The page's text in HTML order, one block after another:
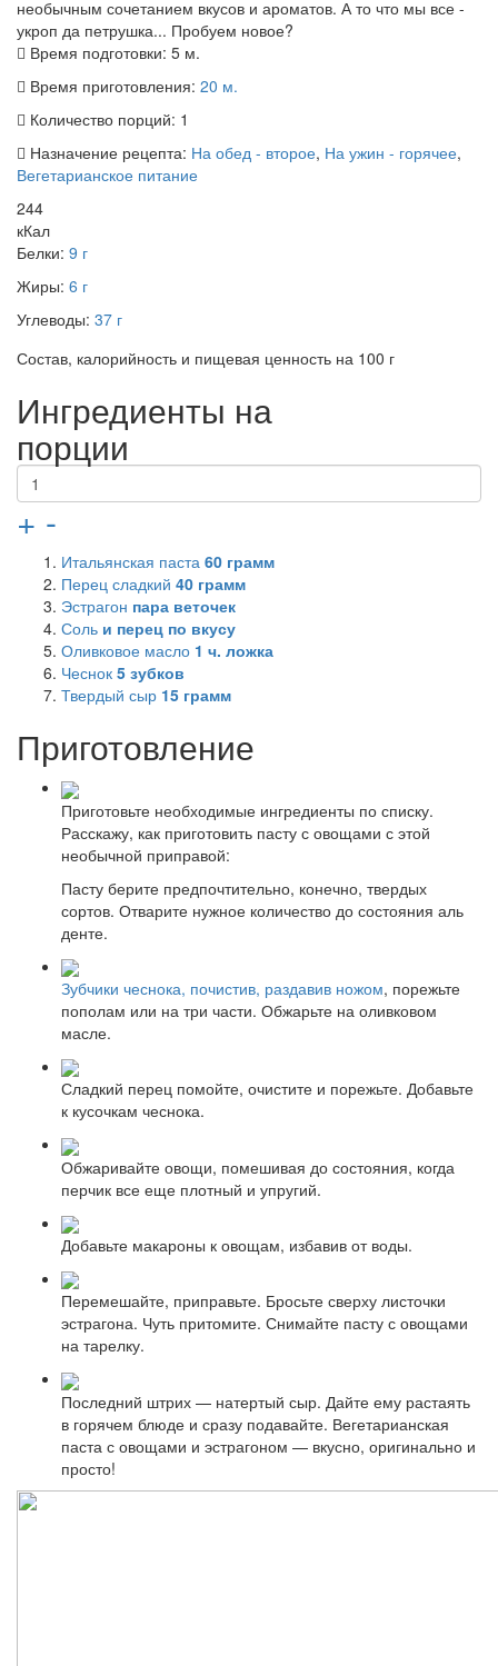
необычным сочетанием вкусов и ароматов. А то что мы все -
укроп да петрушка... Пробуем новое?
Время подготовки: 5 м.
Время приготовления: 20 м.
Количество порций: 1
Назначение рецепта: На обед - второе, На ужин - горячее,
Вегетарианское питание
244
кКал
Белки: 9 г
Жиры: 6 г
Углеводы: 37 г
Состав, калорийность и пищевая ценность на 100 г
Ингредиенты на
порции
+ -
Итальянская паста 60 грамм
Перец сладкий 40 грамм
Эстрагон пара веточек
Соль и перец по вкусу
Оливковое масло 1 ч. ложка
Чеснок 5 зубков
Твердый сыр 15 грамм
Приготовление
Приготовьте необходимые ингредиенты по списку.
Расскажу, как приготовить пасту с овощами с этой
необычной приправой:
Пасту берите предпочтительно, конечно, твердых
сортов. Отварите нужное количество до состояния аль
денте.
Зубчики чеснока, почистив, раздавив ножом, порежьте
пополам или на три части. Обжарьте на оливковом
масле.
Сладкий перец помойте, очистите и порежьте. Добавьте
к кусочкам чеснока.
Обжаривайте овощи, помешивая до состояния, когда
перчик все еще плотный и упругий.
Добавьте макароны к овощам, избавив от воды.
Перемешайте, приправьте. Бросьте сверху листочки
эстрагона. Чуть притомите. Снимайте пасту с овощами
на тарелку.
Последний штрих — натертый сыр. Дайте ему растаять
в горячем блюде и сразу подавайте. Вегетарианская
паста с овощами и эстрагоном — вкусно, оригинально и
просто!